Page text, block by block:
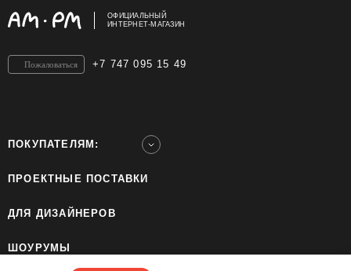
ОФИЦИАЛЬНЫЙ
ИНТЕРНЕТ-МАГАЗИН
+7 747 095 15 49
Пожаловаться
ПОКУПАТЕЛЯМ:
ПРОЕКТНЫЕ ПОСТАВКИ
ДЛЯ ДИЗАЙНЕРОВ
ШОУРУМЫ